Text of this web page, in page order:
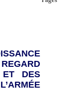
ET DES